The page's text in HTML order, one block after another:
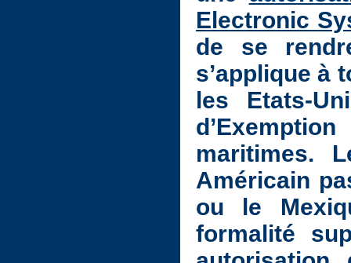
Electronic
de se
s’applique à
les Etats-
maritimes.
Américain
ou le
formalité